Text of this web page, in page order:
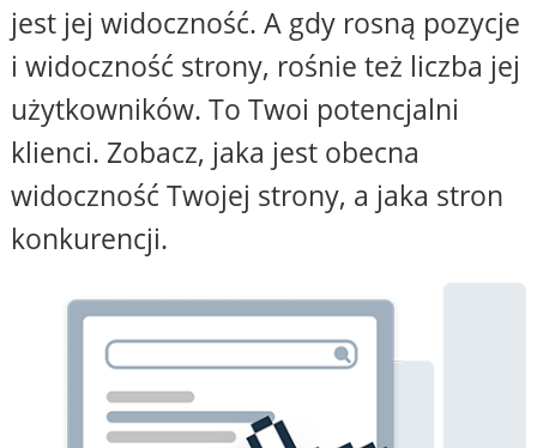
jest jej widoczność. A gdy rosną pozycje
i widoczność strony, rośnie też liczba jej
użytkowników. To Twoi potencjalni
klienci. Zobacz, jaka jest obecna
widoczność Twojej strony, a jaka stron
konkurencji.